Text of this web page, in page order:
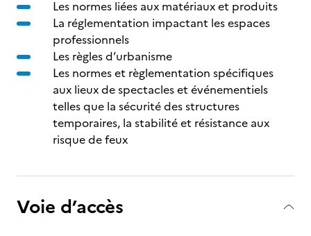
Les normes liées aux matériaux et produits
La réglementation impactant les espaces
professionnels
Les règles d’urbanisme
Les normes et règlementation spécifiques
aux lieux de spectacles et événementiels
telles que la sécurité des structures
temporaires, la stabilité et résistance aux
risque de feux
Voie d’accès